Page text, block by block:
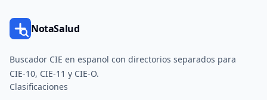
NotaSalud
Buscador CIE en espanol con directorios separados para
CIE-10, CIE-11 y CIE-O.
Clasificaciones